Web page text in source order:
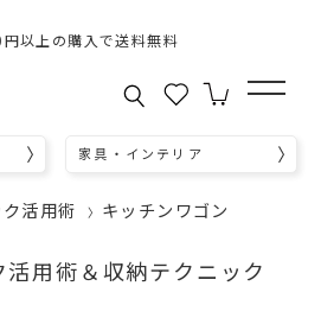
以上の購入で送料無料
家具・インテリア
活用術 キッチンワゴン
活用術＆収納テクニック